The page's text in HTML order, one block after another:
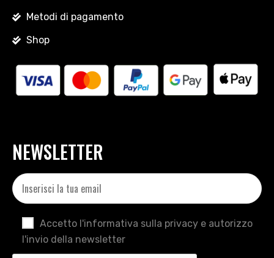
Metodi di pagamento
Shop
NEWSLETTER
Accetto l'informativa sulla privacy e autorizzo
l'invio della newsletter